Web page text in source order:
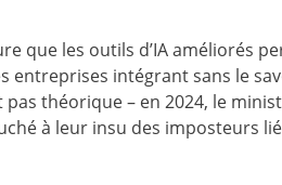
que les outils d’IA améliorés
entreprises intégrant sans le
pas théorique – en 2024, le
à leur insu des imposteurs